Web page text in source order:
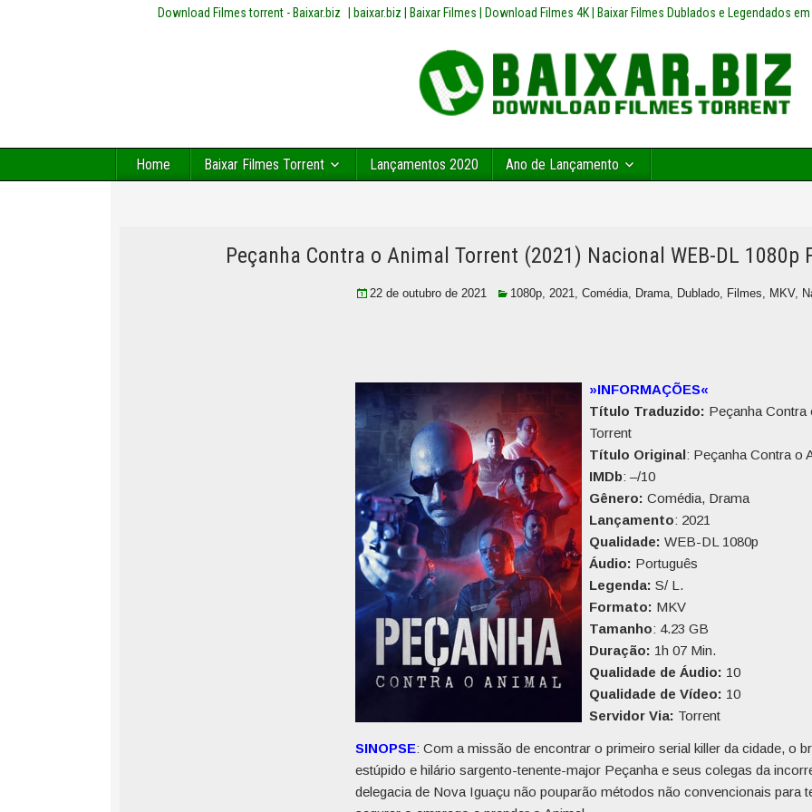
Download Filmes torrent - Baixar.biz | baixar.biz | Baixar Filmes | Download Filmes 4K | Baixar Filmes Dublados e Legendados
Home Baixar Filmes Torrent Lançamentos 2020 Ano de Lançamento
Peçanha Contra o Animal Torrent (2021) Nacional WEB-DL 1080p
22 de outubro de 2021 1080p, 2021, Comédia, Drama, Dublado, Filmes, MKV,
»INFORMAÇÕES«
Título Traduzido: Peçanha Contra
Torrent
Título Original: Peçanha Contra o
IMDb: –/10
Gênero: Comédia, Drama
Lançamento: 2021
Qualidade: WEB-DL 1080p
Áudio: Português
Legenda: S/ L.
Formato: MKV
Tamanho: 4.23 GB
Duração: 1h 07 Min.
Qualidade de Áudio: 10
Qualidade de Vídeo: 10
Servidor Via: Torrent
SINOPSE: Com a missão de encontrar o primeiro serial killer da cidade, o
estúpido e hilário sargento-tenente-major Peçanha e seus colegas da
delegacia de Nova Iguaçu não pouparão métodos não convencionais para